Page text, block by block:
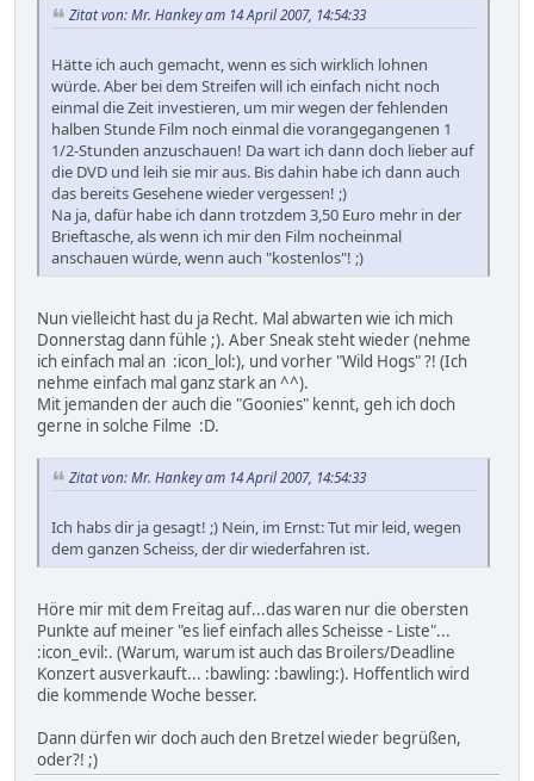
Zitat von: Mr. Hankey am 14 April 2007, 14:54:33
Hätte ich auch gemacht, wenn es sich wirklich lohnen
würde. Aber bei dem Streifen will ich einfach nicht noch
einmal die Zeit investieren, um mir wegen der fehlenden
halben Stunde Film noch einmal die vorangegangenen 1
1/2-Stunden anzuschauen! Da wart ich dann doch lieber auf
die DVD und leih sie mir aus. Bis dahin habe ich dann auch
das bereits Gesehene wieder vergessen! ;)
Na ja, dafür habe ich dann trotzdem 3,50 Euro mehr in der
Brieftasche, als wenn ich mir den Film nocheinmal
anschauen würde, wenn auch "kostenlos"! ;)
Nun vielleicht hast du ja Recht. Mal abwarten wie ich mich
Donnerstag dann fühle ;). Aber Sneak steht wieder (nehme
ich einfach mal an :icon_lol:), und vorher "Wild Hogs" ?! (Ich
nehme einfach mal ganz stark an ^^).
Mit jemanden der auch die "Goonies" kennt, geh ich doch
gerne in solche Filme :D.
Zitat von: Mr. Hankey am 14 April 2007, 14:54:33
Ich habs dir ja gesagt! ;) Nein, im Ernst: Tut mir leid, wegen
dem ganzen Scheiss, der dir wiederfahren ist.
Höre mir mit dem Freitag auf...das waren nur die obersten
Punkte auf meiner "es lief einfach alles Scheisse - Liste"...
:icon_evil:. (Warum, warum ist auch das Broilers/Deadline
Konzert ausverkauft... :bawling: :bawling:). Hoffentlich wird
die kommende Woche besser.
Dann dürfen wir doch auch den Bretzel wieder begrüßen,
oder?! ;)